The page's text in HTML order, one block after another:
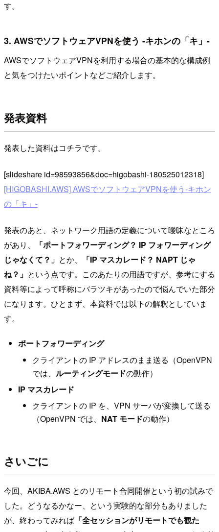
す。
3. AWSでソフトウェアVPNを使う -キホンの「キ」-
AWSでソフトウェアVPNを利用する場合の基本的な構成例
と気をつけたいポイントなどご紹介します。
発表資料
発表した資料はコチラです。
[slideshare id=98593856&doc=higobashi-180525012318]
[HIGOBASHI.AWS] AWSでソフトウェアVPNを使う-キホン
の「キ」-
発表のあと、ネットワーク用語の定義について曖昧なところ
があり、
「ポートフォワーディング？ IP フォワーディング
じゃなくて？」 とか、
「IP マスカレード？ NAPT じゃ
ね？」 という点です。このあたりの用語ですが、参考にする
資料等によって呼称にバラツキがあったので悩んでいた部分
になります。ひとまず、本資料では以下の解釈としていま
す。
ポートフォワーディング
クライアントの IP アドレスのまま送る（OpenVPN
では、 ルーティングモードの動作）
IP マスカレード
クライアントの IP を、VPN サーバが変換して送る
（OpenVPN では、 NAT モードの動作）
さいごに
今回、AKIBA.AWS とのリモート合同開催という初の試みで
した。どうなるかなー、という実験的な部分もありました
が、終わってみれば 「全セッションがリモートでも観た